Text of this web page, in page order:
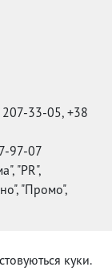
207-33-05, +38
97-07
"PR",
"Промо",
куки.